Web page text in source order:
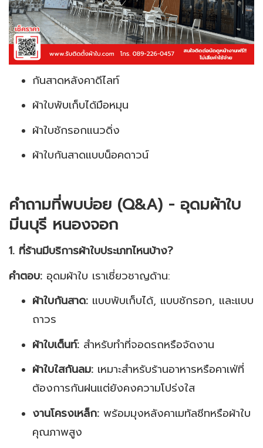
กันสาดหลังคาดีไลท์
ผ้าใบพับเก็บได้มือหมุน
ผ้าใบชักรอกแนวดิ่ง
ผ้าใบกันสาดแบบน็อคดาวน์
คำถามที่พบบ่อย (Q&A) - อุดมผ้าใบ
มีนบุรี หนองจอก
1. ที่ร้านมีบริการผ้าใบประเภทไหนบ้าง?
คำตอบ: อุดมผ้าใบ เราเชี่ยวชาญด้าน:
ผ้าใบกันสาด: แบบพับเก็บได้, แบบชักรอก, และแบบ
ถาวร
ผ้าใบเต็นท์: สำหรับทำที่จอดรถหรือจัดงาน
ผ้าใบใสกันลม: เหมาะสำหรับร้านอาหารหรือคาเฟ่ที่
ต้องการกันฝนแต่ยังคงความโปร่งใส
งานโครงเหล็ก: พร้อมมุงหลังคาเมทัลชีทหรือผ้าใบ
คุณภาพสูง